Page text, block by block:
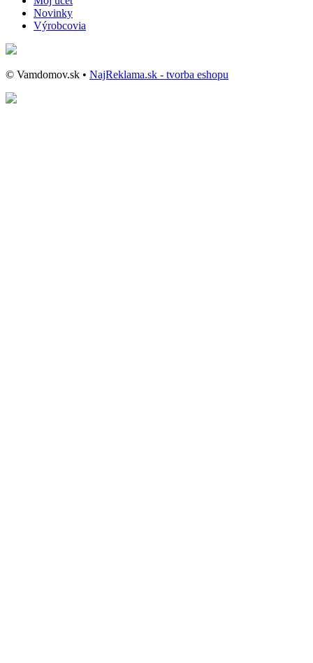
Novinky
Výrobcovia
© Vamdomov.sk • NajReklama.sk - tvorba eshopu